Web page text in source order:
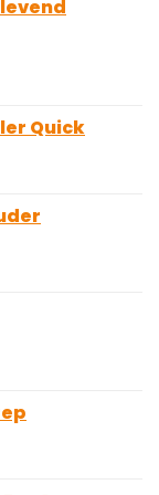
Quick